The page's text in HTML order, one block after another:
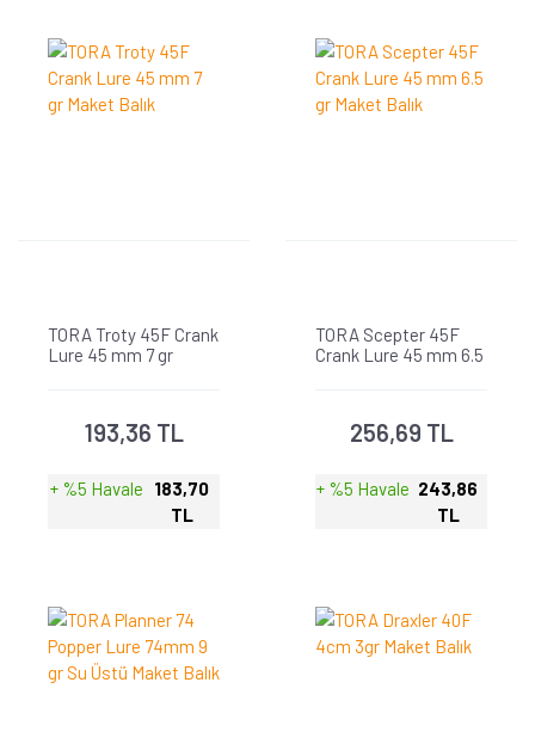
TORA Troty 45F Crank
Lure 45 mm 7 gr
193,36 TL
+ %5 Havale
183,70
TL
TORA Scepter 45F
Crank Lure 45 mm 6.5
256,69 TL
+ %5 Havale 243,86
TL